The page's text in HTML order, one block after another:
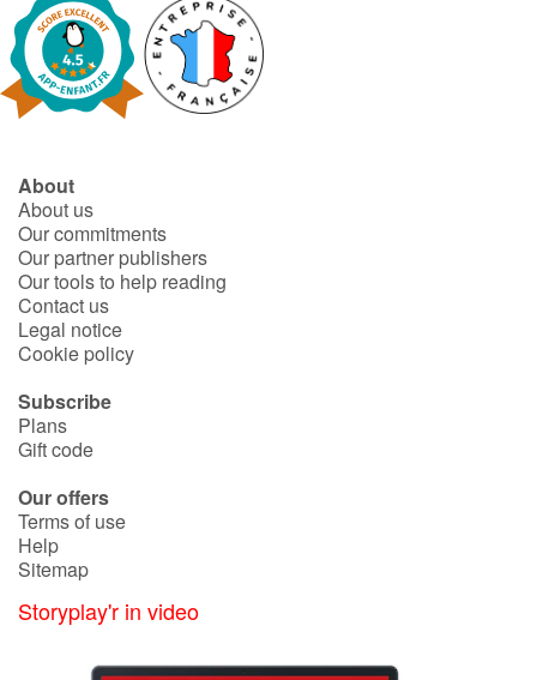
About
About us
Our commitments
Our partner publishers
Our tools to help reading
Contact us
Legal notice
Cookie policy
Subscribe
Plans
Gift code
Our offers
Terms of use
Help
Sitemap
Storyplay'r in video